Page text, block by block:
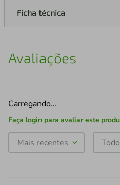
Ficha técnica
Avaliações
Carregando…
Faça login para avaliar este
Mais recentes